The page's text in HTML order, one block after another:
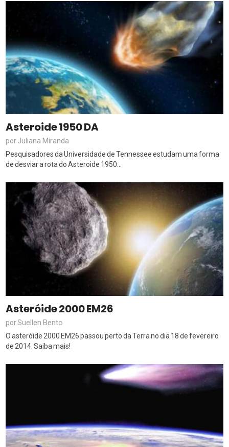
Asteroide 1950 DA
porJuliana Miranda
Pesquisadores da Universidade de Tennessee estudam uma forma
de desviar a rota do Asteroide 1950...
Asteróide 2000 EM26
porSuellen Bento
O asteróide 2000 EM26 passou perto da Terra no dia 18 de fevereiro
de 2014. Saiba mais!